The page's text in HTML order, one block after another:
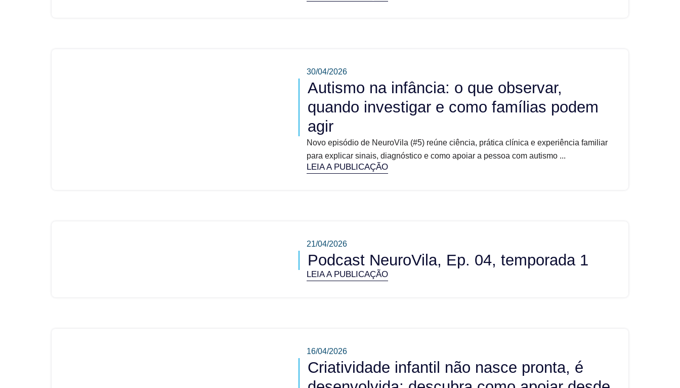
30/04/2026
Autismo na infância: o que observar,
quando investigar e como famílias podem
agir
Novo episódio de NeuroVila (#5) reúne ciência, prática clínica e experiência familiar
para explicar sinais, diagnóstico e como apoiar a pessoa com autismo ...
LEIA A PUBLICAÇÃO
21/04/2026
Podcast NeuroVila, Ep. 04, temporada 1
LEIA A PUBLICAÇÃO
16/04/2026
Criatividade infantil não nasce pronta, é